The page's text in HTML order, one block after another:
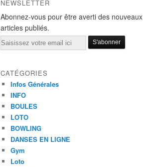
NEWSLETTER
Abonnez-vous pour être averti des nouveaux
articles publiés.
Email
CATÉGORIES
Infos Générales
INFO
BOULES
LOTO
BOWLING
DANSES EN LIGNE
Gym
Loto